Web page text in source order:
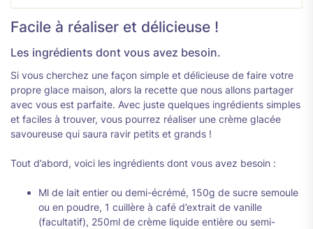
Facile à réaliser et délicieuse !
Les ingrédients dont vous avez besoin.
Si vous cherchez une façon simple et délicieuse de faire votre
propre glace maison, alors la recette que nous allons partager
avec vous est parfaite. Avec juste quelques ingrédients simples
et faciles à trouver, vous pourrez réaliser une crème glacée
savoureuse qui saura ravir petits et grands !
Tout d’abord, voici les ingrédients dont vous avez besoin :
Ml de lait entier ou demi-écrémé, 150g de sucre semoule
ou en poudre, 1 cuillère à café d’extrait de vanille
(facultatif), 250ml de crème liquide entière ou semi-